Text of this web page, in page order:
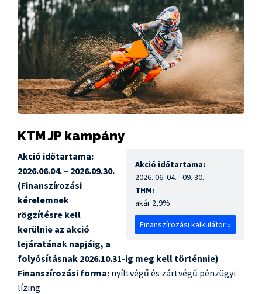
KTM JP kampány
Akció időtartama:
2026. 06. 04. - 09. 30.
THM:
akár 2,9%
Finanszírozási kalkulátor »
Akció időtartama:
2026.06.04. – 2026.09.30.
(Finanszírozási
kérelemnek
rögzítésre kell
kerülnie az akció
lejáratának napjáig, a
folyósításnak 2026.10.31-ig meg kell történnie)
Finanszírozási forma: nyíltvégű és zártvégű pénzügyi
lízing